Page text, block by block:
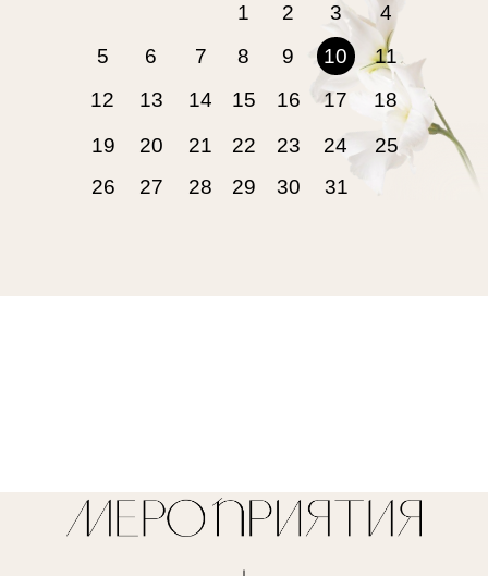
5
27
11
28
4
30
12
31
6
29
7 8 9
10
18
19
13 14 15 16
17
25
26
20 21 22 23 24
1 2 3